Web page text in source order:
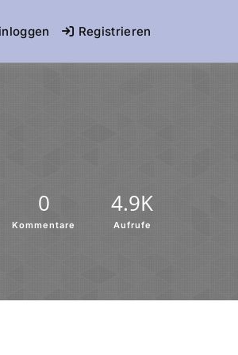
Registrieren
0
Kommentare
4.9K
Aufrufe